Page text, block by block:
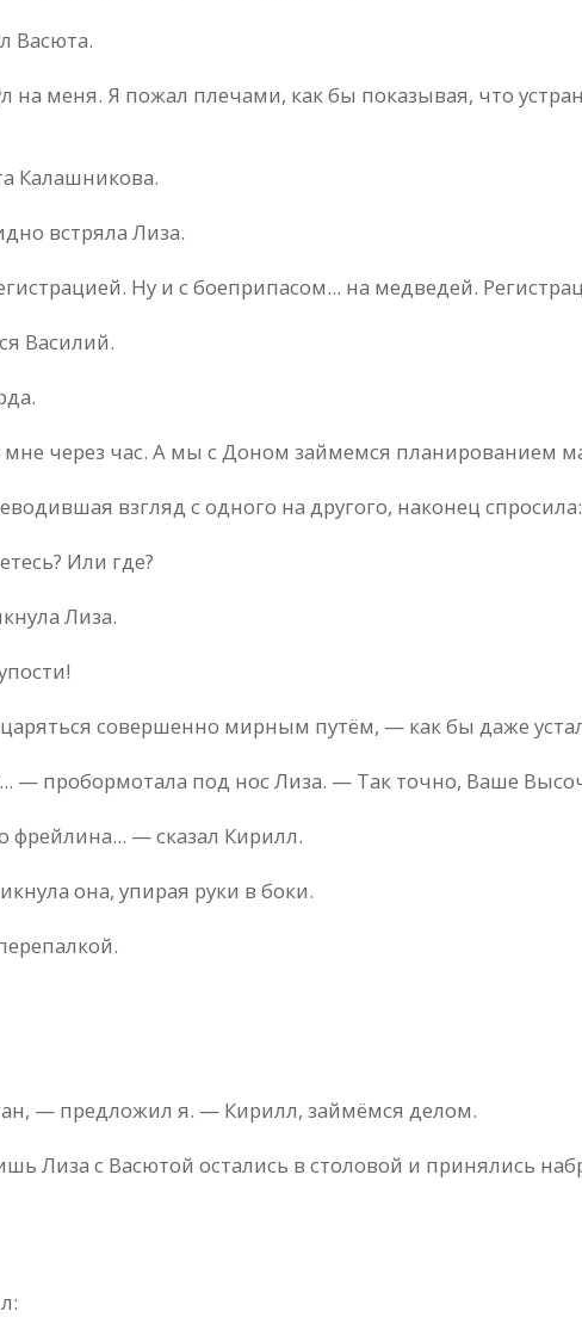
Васюта.
на меня. Я пожал плечами, как бы показывая, что
Калашникова.
встряла Лиза.
Ну и с боеприпасом... на медведей.
Василий.
через час. А мы с Доном займемся планированием
взгляд с одного на другого, наконец спросила:
Или где?
Лиза.
совершенно мирным путём, — как бы даже
— пробормотала под нос Лиза. — Так точно, Ваше
— сказал Кирилл.
она, упирая руки в боки.
— предложил я. — Кирилл, займёмся делом.
Лиза с Васютой остались в столовой и принялись